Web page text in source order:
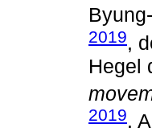
2019,
Hegel
2019.